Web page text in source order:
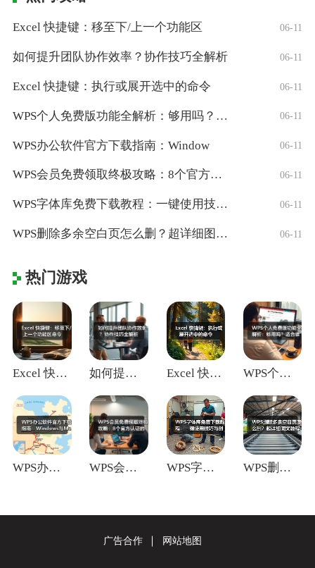
Excel 快捷键：移至下/上一个功能区 06-11
如何提升团队协作效率？协作技巧全解析 06-11
Excel 快捷键：执行或展开选中的命令 06-11
WPS个人免费版功能全解析：够用吗？适合 06-11
WPS办公软件官方下载指南：Window 06-11
WPS会员免费领取终极攻略：8个官方认证 06-11
WPS字体库免费下载教程：一键使用技巧与 06-11
WPS删除多余空白页怎么删？超详细图文教 06-11
热门游戏
Excel 快捷键：移至下/上一个功能区 如何提升团队协作效率？协作技巧全解析 Excel 快捷键：执行或展开选中的命令 WPS个人免费版功能全解析：够用吗？适合
WPS办公软件官方下载指南：Window WPS会员免费领取终极攻略：8个官方认证 WPS字体库免费下载教程：一键使用技巧与 WPS删除多余空白页怎么删？超详细图文教
广告合作 网站地图